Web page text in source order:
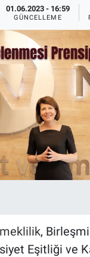
01.06.2023 - 16:59
GÜNCELLEME
,
Eşitliği ve